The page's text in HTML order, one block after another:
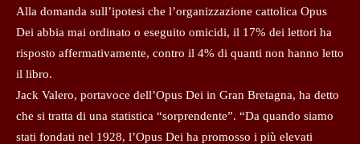
Alla domanda sull’ipotesi che l’organizzazione cattolica Opus
Dei abbia mai ordinato o eseguito omicidi, il 17% dei lettori ha
risposto affermativamente, contro il 4% di quanti non hanno letto
il libro.
Jack Valero, portavoce dell’Opus Dei in Gran Bretagna, ha detto
che si tratta di una statistica “sorprendente”. “Da quando siamo
stati fondati nel 1928, l’Opus Dei ha promosso i più elevati